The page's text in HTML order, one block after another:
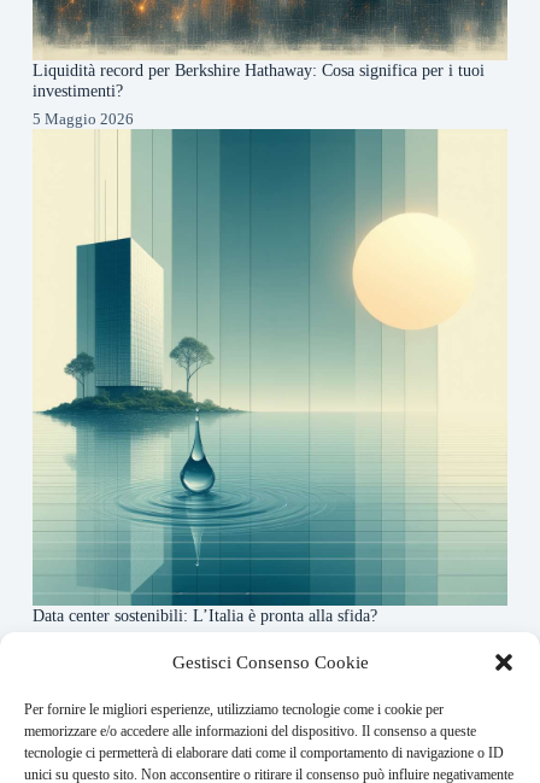
Gestisci Consenso Cookie
Per fornire le migliori esperienze, utilizziamo tecnologie come i cookie per
memorizzare e/o accedere alle informazioni del dispositivo. Il consenso a queste
tecnologie ci permetterà di elaborare dati come il comportamento di navigazione o ID
unici su questo sito. Non acconsentire o ritirare il consenso può influire negativamente
Liquidità record per Berkshire Hathaway: Cosa significa per i tuoi
investimenti?
5 Maggio 2026
Data center sostenibili: L’Italia è pronta alla sfida?
About this website
Finance-Bullet.it ogni giorno trova per te le notizie più